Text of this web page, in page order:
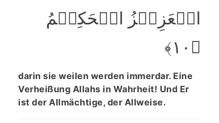
الۡعَزِیۡزُ الۡحَکِیۡمُ
﴿۱۰﴾
darin sie weilen werden immerdar. Eine
Verheißung Allahs in Wahrheit! Und Er
ist der Allmächtige, der Allweise.